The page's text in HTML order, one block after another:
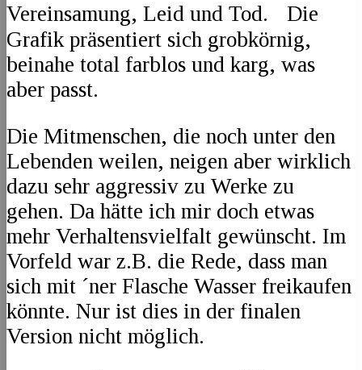
Vereinsamung, Leid und Tod. Die
Grafik präsentiert sich grobkörnig,
beinahe total farblos und karg, was
aber passt.
Die Mitmenschen, die noch unter den
Lebenden weilen, neigen aber wirklich
dazu sehr aggressiv zu Werke zu
gehen. Da hätte ich mir doch etwas
mehr Verhaltensvielfalt gewünscht. Im
Vorfeld war z.B. die Rede, dass man
sich mit ´ner Flasche Wasser freikaufen
könnte. Nur ist dies in der finalen
Version nicht möglich.